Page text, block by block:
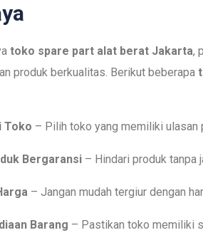
toko spare part alat berat Jakarta,
produk berkualitas. Berikut beberapa
Toko – Pilih toko yang memiliki
Bergaransi – Hindari produk tanpa
– Jangan mudah tergiur dengan
Barang – Pastikan toko memiliki